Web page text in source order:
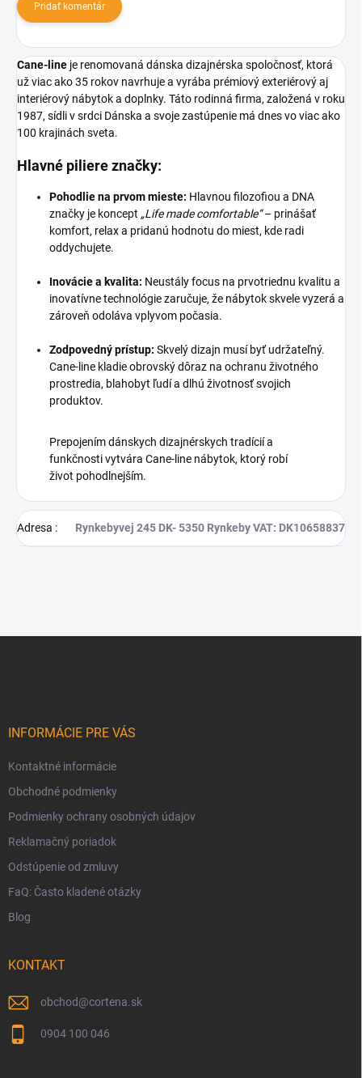
Pridať komentár
Cane-line je renomovaná dánska dizajnérska spoločnosť, ktorá
už viac ako 35 rokov navrhuje a vyrába prémiový exteriérový aj
interiérový nábytok a doplnky. Táto rodinná firma, založená v roku
1987, sídli v srdci Dánska a svoje zastúpenie má dnes vo viac ako
100 krajinách sveta.
Hlavné piliere značky:
Pohodlie na prvom mieste: Hlavnou filozofiou a DNA
značky je koncept „Life made comfortable“– prinášať
komfort, relax a pridanú hodnotu do miest, kde radi
oddychujete.
Inovácie a kvalita: Neustály focus na prvotriednu kvalitu a
inovatívne technológie zaručuje, že nábytok skvele vyzerá a
zároveň odoláva vplyvom počasia.
Zodpovedný prístup: Skvelý dizajn musí byť udržateľný.
Cane-line kladie obrovský dôraz na ochranu životného
prostredia, blahobyt ľudí a dlhú životnosť svojich
produktov.
Prepojením dánskych dizajnérskych tradícií a
funkčnosti vytvára Cane-line nábytok, ktorý robí
život pohodlnejším.
Adresa : Rynkebyvej 245 DK- 5350 Rynkeby VAT: DK10658837
INFORMÁCIE PRE VÁS
Kontaktné informácie
Obchodné podmienky
Podmienky ochrany osobných údajov
Reklamačný poriadok
Odstúpenie od zmluvy
FaQ: Často kladené otázky
Blog
KONTAKT
obchod@cortena.sk
0904 100 046